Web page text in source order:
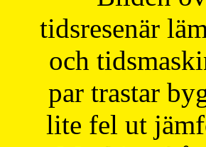
tidsresenär
och
par trastar
lite fel ut